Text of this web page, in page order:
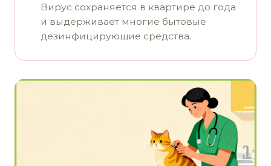
Вирус сохраняется в квартире до года
и выдерживает многие бытовые
дезинфицирующие средства.